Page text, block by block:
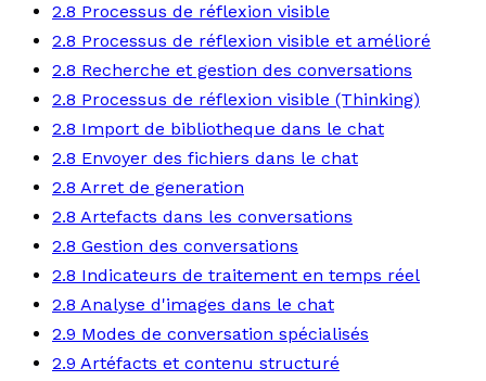
2.8 Processus de réflexion visible
2.8 Processus de réflexion visible et amélioré
2.8 Recherche et gestion des conversations
2.8 Processus de réflexion visible (Thinking)
2.8 Import de bibliotheque dans le chat
2.8 Envoyer des fichiers dans le chat
2.8 Arret de generation
2.8 Artefacts dans les conversations
2.8 Gestion des conversations
2.8 Indicateurs de traitement en temps réel
2.8 Analyse d'images dans le chat
2.9 Modes de conversation spécialisés
2.9 Artéfacts et contenu structuré